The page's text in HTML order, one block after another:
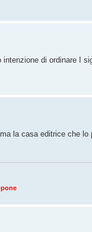
di ordinare I
la casa editrice che